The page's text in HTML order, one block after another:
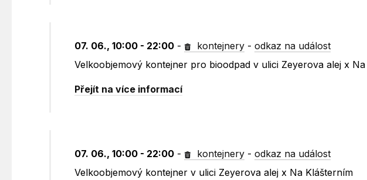
07. 06., 10:00 - 22:00 - kontejnery -odkaz na událost
Velkoobjemový kontejner pro bioodpad v ulici Zeyerova alej x
Přejít na více informací
07. 06., 10:00 - 22:00 - kontejnery -odkaz na událost
Velkoobjemový kontejner v ulici Zeyerova alej x Na Klášterním